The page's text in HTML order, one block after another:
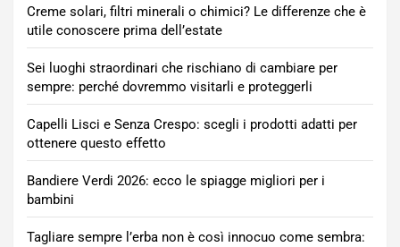
Creme solari, filtri minerali o chimici? Le differenze che è
utile conoscere prima dell’estate
Sei luoghi straordinari che rischiano di cambiare per
sempre: perché dovremmo visitarli e proteggerli
Capelli Lisci e Senza Crespo: scegli i prodotti adatti per
ottenere questo effetto
Bandiere Verdi 2026: ecco le spiagge migliori per i
bambini
Tagliare sempre l’erba non è così innocuo come sembra: